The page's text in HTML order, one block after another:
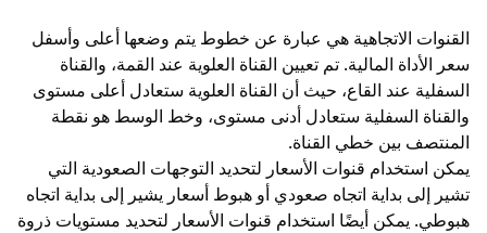
القنوات الاتجاهية هي عبارة عن خطوط يتم وضعها أعلى وأسفل
سعر الأداة المالية. تم تعيين القناة العلوية عند القمة، والقناة
السفلية عند القاع، حيث أن القناة العلوية ستعادل أعلى مستوى
والقناة السفلية ستعادل أدنى مستوى، وخط الوسط هو نقطة
المنتصف بين خطي القناة.
يمكن استخدام قنوات الأسعار لتحديد التوجهات الصعودية التي
تشير إلى بداية اتجاه صعودي أو هبوط أسعار يشير إلى بداية اتجاه
هبوطي. يمكن أيضًا استخدام قنوات الأسعار لتحديد مستويات ذروة